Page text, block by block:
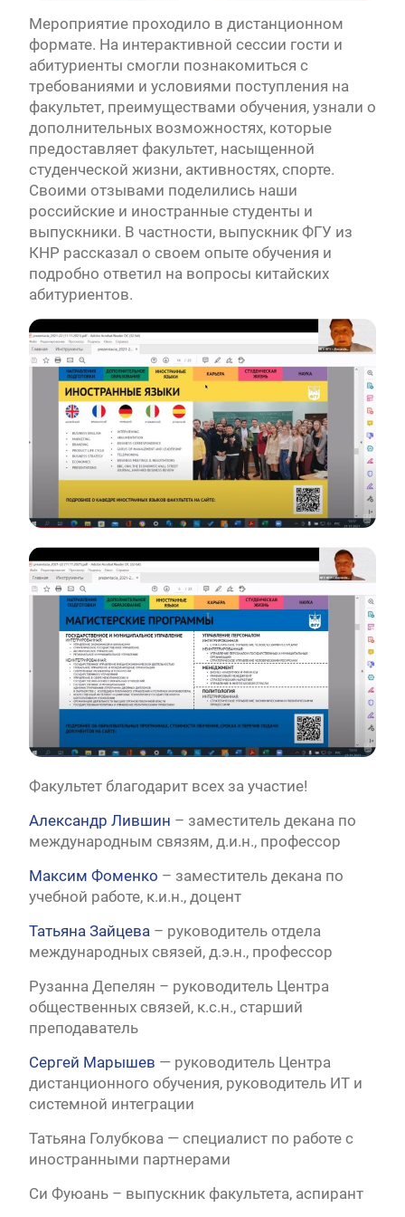
Мероприятие проходило в дистанционном
формате. На интерактивной сессии гости и
абитуриенты смогли познакомиться с
требованиями и условиями поступления на
факультет, преимуществами обучения, узнали о
дополнительных возможностях, которые
предоставляет факультет, насыщенной
студенческой жизни, активностях, спорте.
Своими отзывами поделились наши
российские и иностранные студенты и
выпускники. В частности, выпускник ФГУ из
КНР рассказал о своем опыте обучения и
подробно ответил на вопросы китайских
абитуриентов.
Факультет благодарит всех за участие!
Александр Лившин – заместитель декана по
международным связям, д.и.н., профессор
Максим Фоменко – заместитель декана по
учебной работе, к.и.н., доцент
Татьяна Зайцева – руководитель отдела
международных связей, д.э.н., профессор
Рузанна Депелян – руководитель Центра
общественных связей, к.с.н., старший
преподаватель
Сергей Марышев — руководитель Центра
дистанционного обучения, руководитель ИТ и
системной интеграции
Татьяна Голубкова — специалист по работе с
иностранными партнерами
Си Фуюань – выпускник факультета, аспирант